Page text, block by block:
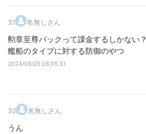
31. 名無しさん
勲章至尊パックって課金するしかない？
艦船のタイプに対する防御のやつ
2024/06/25 08:05:31
32. 名無しさん
うん